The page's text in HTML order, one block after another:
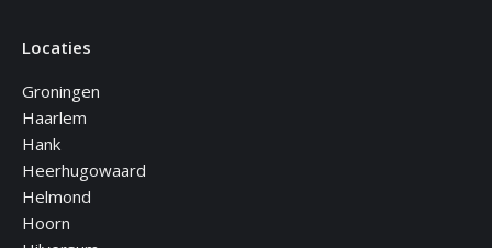
Locaties
Groningen
Haarlem
Hank
Heerhugowaard
Helmond
Hoorn